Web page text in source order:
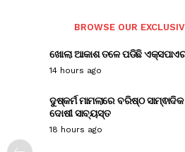
BROWSE OUR
ଖୋଲା ଆକାଶ ତଳେ ପଡିଛି
14 hours ago
ଦୁଷ୍କର୍ମ ମାମଲାରେ ବରିଷ୍ଠ
ଦୋଷୀ ସାବ୍ୟସ୍ତ
18 hours ago